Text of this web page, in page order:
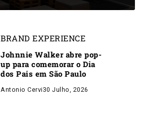
BRAND EXPERIENCE
Johnnie Walker abre pop-
up para comemorar o Dia
dos Pais em São Paulo
Antonio Cervi30 Julho, 2026